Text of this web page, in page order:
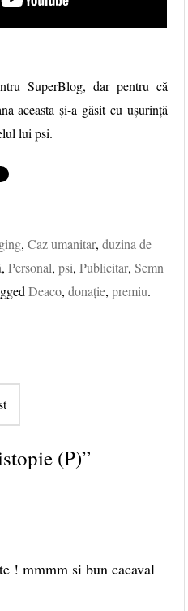
SuperBlog, dar pentru că
aceasta și-a găsit cu ușurință
lui psi.
,Caz umanitar,duzina de
,Personal,psi,Publicitar,Semn
Deaco,donaţie,premiu.
(P)”
! mmmm si bun cacaval